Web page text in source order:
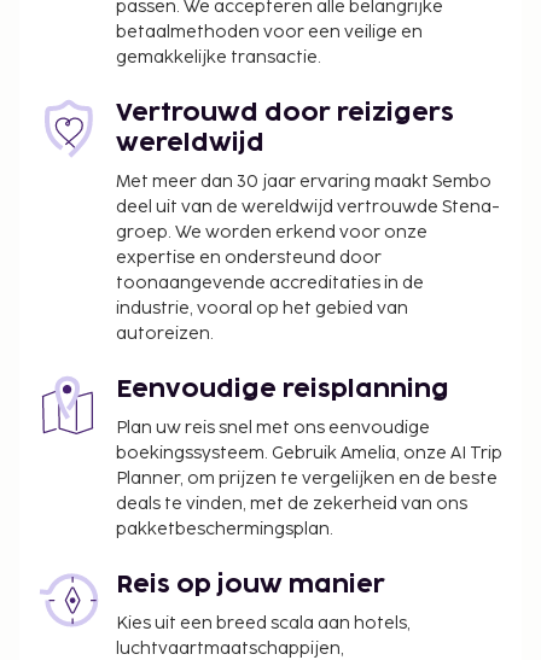
passen. We accepteren alle belangrijke
betaalmethoden voor een veilige en
gemakkelijke transactie.
Vertrouwd door reizigers
wereldwijd
Met meer dan 30 jaar ervaring maakt Sembo
deel uit van de wereldwijd vertrouwde Stena-
groep. We worden erkend voor onze
expertise en ondersteund door
toonaangevende accreditaties in de
industrie, vooral op het gebied van
autoreizen.
Eenvoudige reisplanning
Plan uw reis snel met ons eenvoudige
boekingssysteem. Gebruik Amelia, onze AI Trip
Planner, om prijzen te vergelijken en de beste
deals te vinden, met de zekerheid van ons
pakketbeschermingsplan.
Reis op jouw manier
Kies uit een breed scala aan hotels,
luchtvaartmaatschappijen,